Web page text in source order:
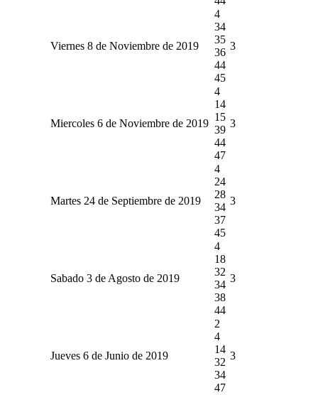
Viernes 8 de Noviembre de 2019
4
34
35
36
44
45
3
Miercoles 6 de Noviembre de 2019
4
14
15
39
44
47
3
Martes 24 de Septiembre de 2019
4
24
28
34
37
45
3
Sabado 3 de Agosto de 2019
4
18
32
34
38
44
3
Jueves 6 de Junio de 2019
2
4
14
32
34
47
3